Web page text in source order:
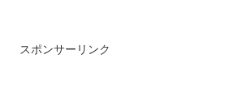
スポンサーリンク